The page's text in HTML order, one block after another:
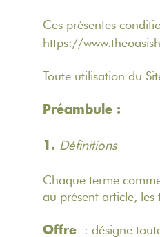
Ces présentes
https://
Toute utilisation du
Préambule :
1. Définitions
Chaque terme
au présent article,
Offre : désigne